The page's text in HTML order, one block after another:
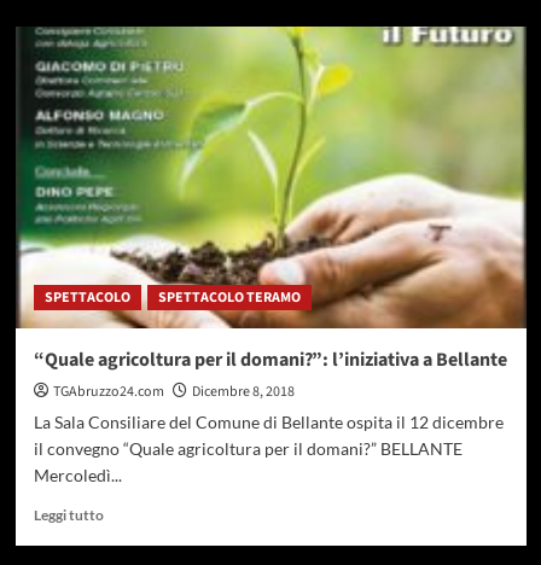
su
Agricoltura,
accordo
Regione
e
Università
L’Aquila
SPETTACOLO SPETTACOLO TERAMO
“Quale agricoltura per il domani?”: l’iniziativa a Bellante
TGAbruzzo24.com
Dicembre 8, 2018
La Sala Consiliare del Comune di Bellante ospita il 12 dicembre
il convegno “Quale agricoltura per il domani?” BELLANTE
Mercoledì...
Leggi tuttoLeggi